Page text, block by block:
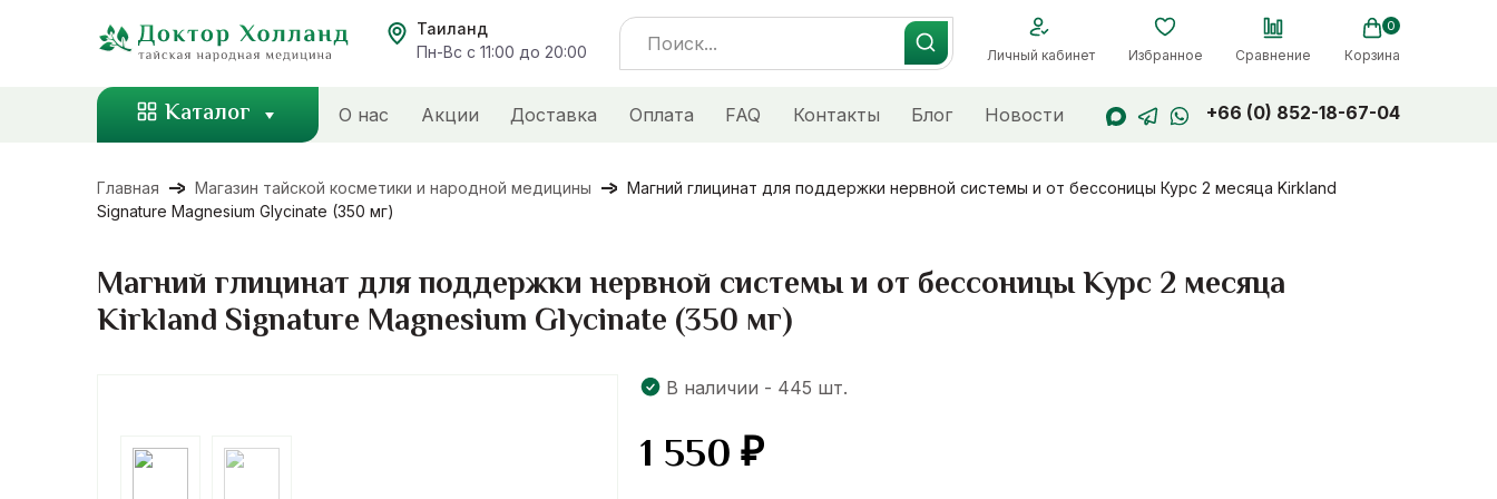
Таиланд
Пн-Вс с 11:00 до 20:00
Search
for:
Личный кабинет Избранное Сравнение
0
Корзина
Каталог О нас Акции Доставка Оплата FAQ Контакты Блог Новости +66 (0) 852-18-67-04
Главная Магазин тайской косметики и народной медицины
Магний глицинат для поддержки нервной системы и от бессоницы Курс 2 месяца Kirkland
Signature Magnesium Glycinate (350 мг)
Магний глицинат для поддержки нервной системы и от бессоницы Курс 2 месяца
Kirkland Signature Magnesium Glycinate (350 мг)
В наличии - 445 шт.
1 550₽